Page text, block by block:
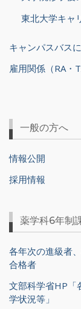
東北大学キャ
キャンパスバス
雇用関係（RA・
一般の方へ
情報公開
採用情報
薬学科6年制
各年次の進級者
合格者
文部科学省HP「
学状況等」